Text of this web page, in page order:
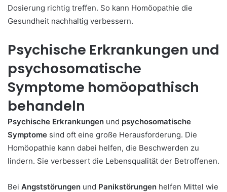
Dosierung richtig treffen. So kann Homöopathie die
Gesundheit nachhaltig verbessern.
Psychische Erkrankungen und
psychosomatische
Symptome homöopathisch
behandeln
Psychische Erkrankungen und psychosomatische
Symptome sind oft eine große Herausforderung. Die
Homöopathie kann dabei helfen, die Beschwerden zu
lindern. Sie verbessert die Lebensqualität der Betroffenen.
Bei Angststörungen und Panikstörungen helfen Mittel wie